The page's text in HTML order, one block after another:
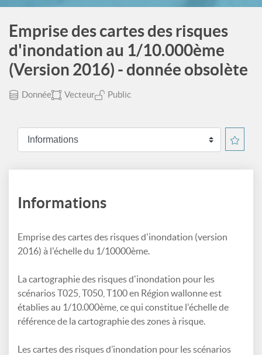
Emprise des cartes des risques
d'inondation au 1/10.000ème
(Version 2016) - donnée obsolète
Donnée Vecteur Public
Informations
Emprise des cartes des risques d'inondation (version
2016) à l'échelle du 1/10000ème.
La cartographie des risques d'inondation pour les
scénarios T025, T050, T100 en Région wallonne est
établies au 1/10.000ème, ce qui constitue l'échelle de
référence de la cartographie des zones à risque.
Les cartes des risques d’inondation pour les scénarios